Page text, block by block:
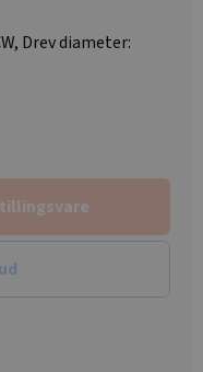
Drev diameter: